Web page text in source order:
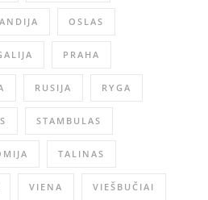
OSLAS
PRAHA
RUSIJA RYGA
STAMBULAS
TALINAS
VIENA VIEŠBUČIAI